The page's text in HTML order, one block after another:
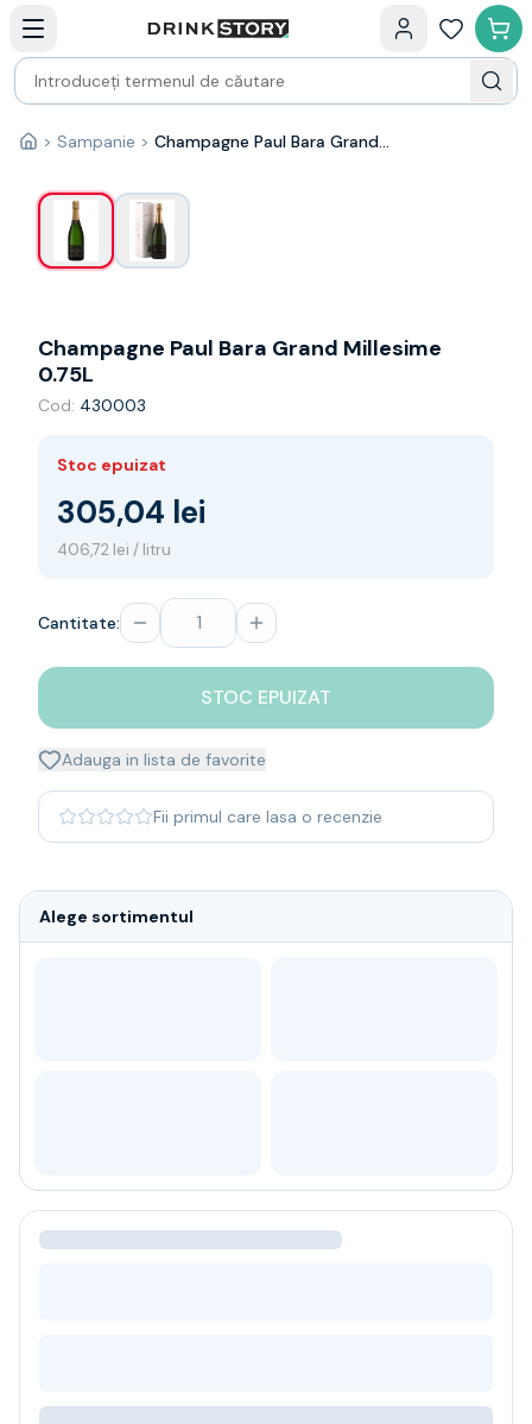
Bauturi fine — selectie
Produse Noi
Cosuri cadou
Pachete & Cadouri
Vin
Shiraz
Franta
Australia
Germania
Noua Zeelanda
Spumante
Prosecco
Sampanie
Whisky
Blended malt
Japanese
Blanded Japanese
Canadian
Vodka
Tequila
Lichior
Bauturi fine selectie
Cumperi mai mult platesti mai putin
Garantie SGR
Politica de confidentialitate
Acasă
> Sampanie > Champagne Paul Bara Grand Millesime 0.75L
1/2
Champagne Paul Bara Grand Millesime
0.75L
Cod: 430003
Stoc epuizat
305,04 lei
406,72 lei / litru
Cantitate:
STOC EPUIZAT
Adauga in lista de favorite
Fii primul care lasa o recenzie
Alege sortimentul